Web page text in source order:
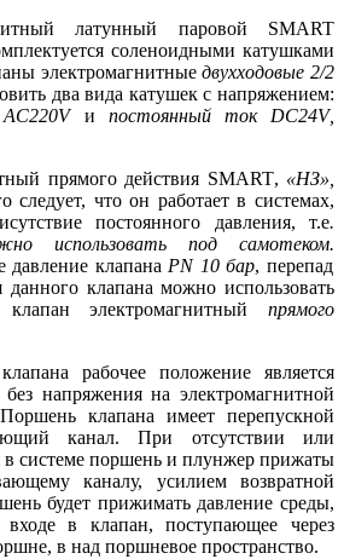
латунный паровой SMART
соленоидными катушками
электромагнитныедвухходовые 2/2
два вида катушек с напряжением:
AC220V и постоянный ток DC24V,
прямого действия SMART, «НЗ»,
следует, что он работает в системах,
постоянного давления, т.е.
использовать под самотеком.
давление клапана PN10 бар, перепад
клапана можно использовать
электромагнитный прямого
рабочее положение является
без напряжения на электромагнитной
клапана имеет перепускной
канал. При отсутствии или
в системе поршень и плунжер прижаты
каналу, усилием возвратной
будет прижимать давление среды,
в клапан, поступающее через
в над поршневое пространство.